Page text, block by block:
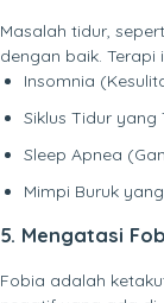
Masalah tidur,
dengan baik.
Insomnia
Siklus Tidur yang
Sleep Apnea
Mimpi Buruk
5. Mengatasi
Fobia adalah